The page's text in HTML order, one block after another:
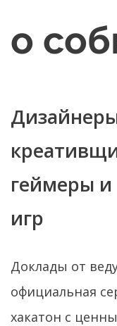
о
геймеры и
игр
Доклады от
официальная
хакатон с